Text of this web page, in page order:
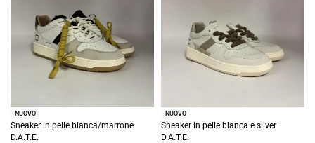
NUOVO
Sneaker in pelle bianca/marrone
D.A.T.E.
NUOVO
Sneaker in pelle bianca e silver
D.A.T.E.